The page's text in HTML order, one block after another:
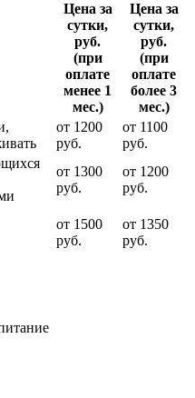
Цена за
сутки,
руб.
(при
оплате
менее 1
мес.)
Цена за
сутки,
руб.
(при
оплате
более 3
мес.)
от 1200
руб.
от 1100
руб.
от 1300
руб.
от 1200
руб.
от 1500
руб.
от 1350
руб.